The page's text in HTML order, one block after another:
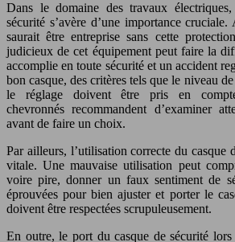
Dans le domaine des travaux
sécurité s’avère d’une importance
saurait être entreprise sans cette
judicieux de cet équipement peut faire la
accomplie en toute sécurité et un accident
bon casque, des critères tels que le niveau
le réglage doivent être pris en
chevronnés recommandent d’examiner
avant de faire un choix.
Par ailleurs, l’utilisation correcte du casque
vitale. Une mauvaise utilisation peut
voire pire, donner un faux sentiment de
éprouvées pour bien ajuster et porter le
doivent être respectées scrupuleusement.
En outre, le port du casque de sécurité